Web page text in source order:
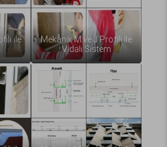
ile
Mekanik M ve J Profili ile
Vidalı Sistem